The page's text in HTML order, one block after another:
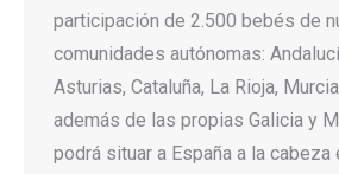
participación de 2.500 bebés de
comunidades autónomas:
Asturias, Cataluña, La Rioja,
además de las propias Galicia y
podrá situar a España a la cabeza